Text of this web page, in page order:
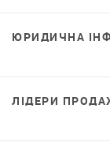
ЮРИДИЧНА
ЛІДЕРИ